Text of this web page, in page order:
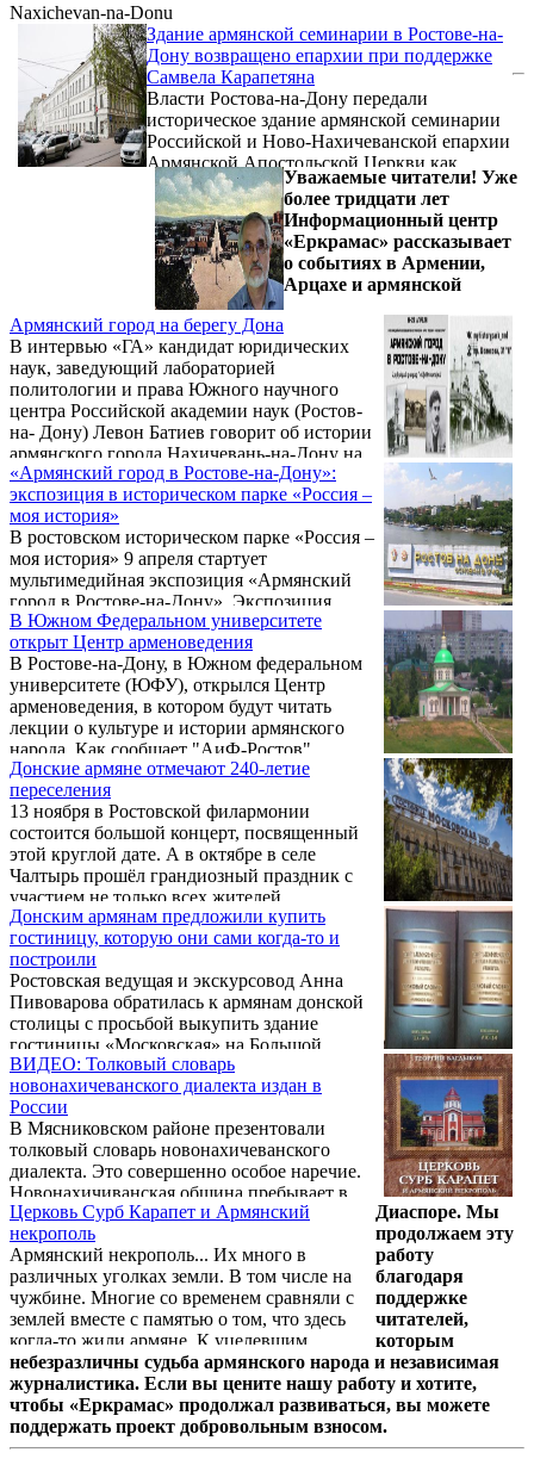
Naxichevan-na-Donu
Здание армянской семинарии в Ростове-на-
Дону возвращено епархии при поддержке
Самвела Карапетяна
Власти Ростова-на-Дону передали
историческое здание армянской семинарии
Российской и Ново-Нахичеванской епархии
Армянской Апостольской Церкви как
объект историко-культурного наследия.
Неоценимый вклад в этот процесс внес
национальный благотворитель Самвел
Карапетян, который неизменно придавал
большое значение образовательной миссии
Армянской Церкви как на родине, так и за
ее пределами.
Армянский город на берегу Дона
В интервью «ГА» кандидат юридических
наук, заведующий лабораторией
политологии и права Южного научного
центра Российской академии наук (Ростов-
на- Дону) Левон Батиев говорит об истории
армянского города Нахичевань-на-Дону на
юге России.
«Армянский город в Ростове-на-Дону»:
экспозиция в историческом парке «Россия –
моя история»
В ростовском историческом парке «Россия –
моя история» 9 апреля стартует
мультимедийная экспозиция «Армянский
город в Ростове-на-Дону». Экспозиция
подготовлена ростовским историческим
парком при поддержке армянской
«Нахичеванской-на-Дону» общины,
Национального архива Армении,
Государственного архива Ростовской
области, Государственного музея истории
Санкт-Петербурга, Армавирского
краеведческого музея, Ивановского
государственного историко-краеведческого
музея и Таганрогского государственного
литературного ...
В Южном Федеральном университете
открыт Центр арменоведения
В Ростове-на-Дону, в Южном федеральном
университете (ЮФУ), открылся Центр
арменоведения, в котором будут читать
лекции о культуре и истории армянского
народа. Как сообщает "АиФ-Ростов",
председатель Нахичеванской-на-Дону
армянской общины Арутюн Сурмалян и
ректор ЮФУ Ирина Шевченко подписали
договор о сотрудничестве.
Донские армяне отмечают 240-летие
переселения
13 ноября в Ростовской филармонии
состоится большой концерт, посвященный
этой круглой дате. А в октябре в селе
Чалтырь прошёл грандиозный праздник с
участием не только всех жителей
Мясниковского района и местных
художественных коллективов, но и гостей
из разных городов и районов области.
Наука тоже внесла свою лепту – в Донском
государственном техническом университете
состоялась научная конференция,
организованная региональной
общественной организацией
«Нахичеванская-на-Дону армянская
община» совместно ...
Донским армянам предложили купить
гостиницу, которую они сами когда-то и
построили
Ростовская ведущая и экскурсовод Анна
Пивоварова обратилась к армянам донской
столицы с просьбой выкупить здание
гостиницы «Московская» на Большой
Садовой. Как сообщает портал bloknot-
rostov.ru, сейчас собственник продает ее на
«Авито» за 220 млн рублей.
ВИДЕО: Толковый словарь
новонахичеванского диалекта издан в
России
В Мясниковском районе презентовали
толковый словарь новонахичеванского
диалекта. Это совершенно особое наречие.
Новонахичиванская община пребывает в
отрыве от общеармянской языковой среды
уже больше восьмисот лет. Ассимиляция,
заимствования из тюркской, русской и даже
греческой речи, развитие собственной
грамматики коренным образом изменили
язык.
Церковь Сурб Карапет и Армянский
некрополь
Армянский некрополь... Их много в
различных уголках земли. В том числе на
чужбине. Многие со временем сравняли с
землей вместе с памятью о том, что здесь
когда-то жили армяне. К уцелевшим
принадлежит Армянское кладбище в
Ростове-на-Дону, существующее с момента
основания города Нахичевани-на-Дону. О
нем рассказывается в книге Георгия
Багдыкова "Церковь Сурб Карапет и
Уважаемые читатели! Уже
более тридцати лет
Информационный центр
«Еркрамас» рассказывает
о событиях в Армении,
Арцахе и армянской
Диаспоре. Мы
продолжаем эту
работу
благодаря
поддержке
читателей,
которым
небезразличны судьба армянского народа и независимая
журналистика. Если вы цените нашу работу и хотите,
чтобы «Еркрамас» продолжал развиваться, вы можете
поддержать проект добровольным взносом.